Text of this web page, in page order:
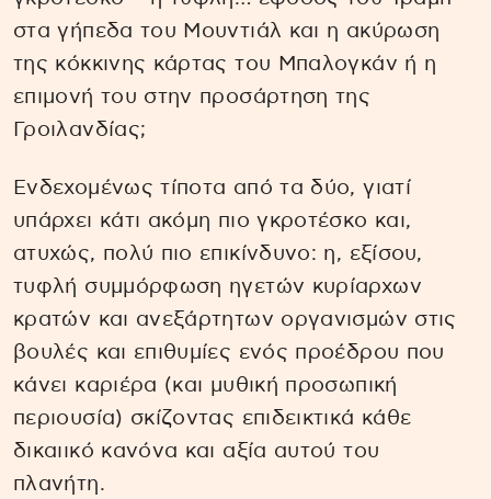
στα γήπεδα του Μουντιάλ και η ακύρωση
της κόκκινης κάρτας του Μπαλογκάν ή η
επιμονή του στην προσάρτηση της
Γροιλανδίας;
Ενδεχομένως τίποτα από τα δύο, γιατί
υπάρχει κάτι ακόμη πιο γκροτέσκο και,
ατυχώς, πολύ πιο επικίνδυνο: η, εξίσου,
τυφλή συμμόρφωση ηγετών κυρίαρχων
κρατών και ανεξάρτητων οργανισμών στις
βουλές και επιθυμίες ενός προέδρου που
κάνει καριέρα (και μυθική προσωπική
περιουσία) σκίζοντας επιδεικτικά κάθε
δικαιικό κανόνα και αξία αυτού του
πλανήτη.